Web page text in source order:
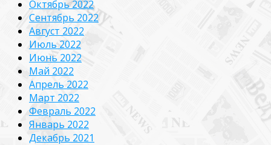
Октябрь 2022
Сентябрь 2022
Август 2022
Июль 2022
Июнь 2022
Май 2022
Апрель 2022
Март 2022
Февраль 2022
Январь 2022
Декабрь 2021